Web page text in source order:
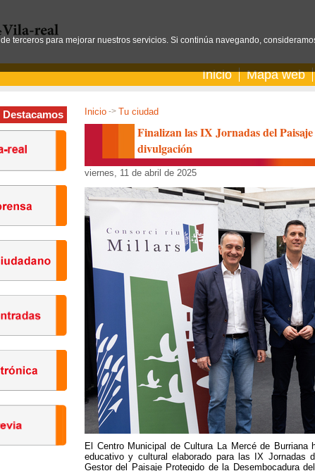
Inicio Mapa web
Inicio -> Tu ciudad
Finalizan las IX Jornadas del
divulgación
viernes, 11 de abril de 2025
El Centro Municipal de Cultura La Mercé de
educativo y cultural elaborado para las IX Jornadas
Gestor del Paisaje Protegido de la Desembocadura
Destacamos
terceros para mejorar nuestros servicios. Si continúa navegando,